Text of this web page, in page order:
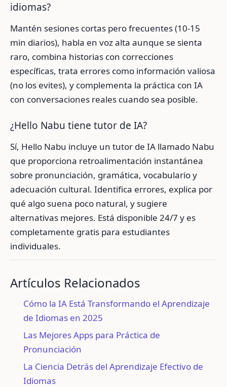
idiomas?
Mantén sesiones cortas pero frecuentes (10-15
min diarios), habla en voz alta aunque se sienta
raro, combina historias con correcciones
específicas, trata errores como información valiosa
(no los evites), y complementa la práctica con IA
con conversaciones reales cuando sea posible.
¿Hello Nabu tiene tutor de IA?
Sí, Hello Nabu incluye un tutor de IA llamado Nabu
que proporciona retroalimentación instantánea
sobre pronunciación, gramática, vocabulario y
adecuación cultural. Identifica errores, explica por
qué algo suena poco natural, y sugiere
alternativas mejores. Está disponible 24/7 y es
completamente gratis para estudiantes
individuales.
Artículos Relacionados
Cómo la IA Está Transformando el Aprendizaje
de Idiomas en 2025
Las Mejores Apps para Práctica de
Pronunciación
La Ciencia Detrás del Aprendizaje Efectivo de
Idiomas